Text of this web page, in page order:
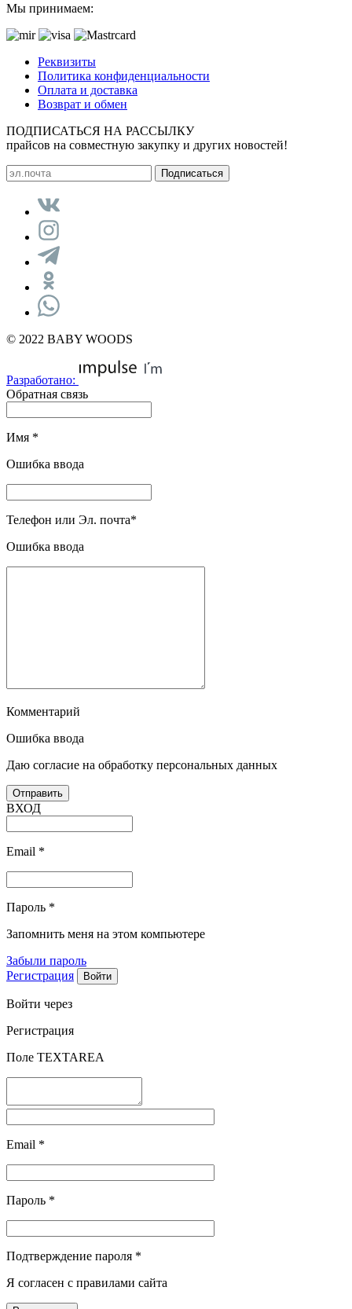
Мы принимаем:
Реквизиты
Политика конфиденциальности
Оплата и доставка
Возврат и обмен
ПОДПИСАТЬСЯ НА РАССЫЛКУ
прайсов на совместную закупку и других новостей!
© 2022 BABY WOODS
Разработано:
Обратная связь
Имя *
Ошибка ввода
Телефон или Эл. почта*
Ошибка ввода
Комментарий
Ошибка ввода
Даю согласие на обработку персональных данных
ВХОД
Email *
Пароль *
Запомнить меня на этом компьютере
Забыли пароль
Регистрация
Войти через
Регистрация
Поле TEXTAREA
Email *
Пароль *
Подтверждение пароля *
Я согласен с правилами сайта